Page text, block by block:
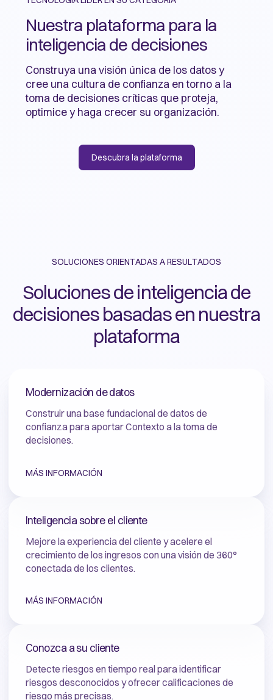
Nuestra plataforma para la
inteligencia de decisiones
Construya una visión única de los datos y
cree una cultura de confianza en torno a la
toma de decisiones críticas que proteja,
optimice y haga crecer su organización.
Descubra la plataforma
SOLUCIONES ORIENTADAS A RESULTADOS
Soluciones de inteligencia de
decisiones basadas en nuestra
plataforma
Modernización de datos
Construir una base fundacional de datos de
confianza para aportar Contexto a la toma de
decisiones.
MÁS INFORMACIÓN
Inteligencia sobre el cliente
Mejore la experiencia del cliente y acelere el
crecimiento de los ingresos con una visión de 360°
conectada de los clientes.
MÁS INFORMACIÓN
Conozca a su cliente
Detecte riesgos en tiempo real para identificar
riesgos desconocidos y ofrecer calificaciones de
riesgo más precisas.